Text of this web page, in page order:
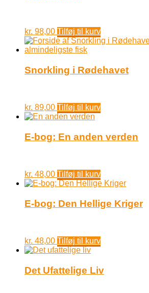
kr. 98,00 Tilføj til kurv
Snorkling i Rødehavet
kr. 89,00 Tilføj til kurv
E-bog: En anden verden
kr. 48,00 Tilføj til kurv
E-bog: Den Hellige Kriger
kr. 48,00 Tilføj til kurv
Det Ufattelige Liv